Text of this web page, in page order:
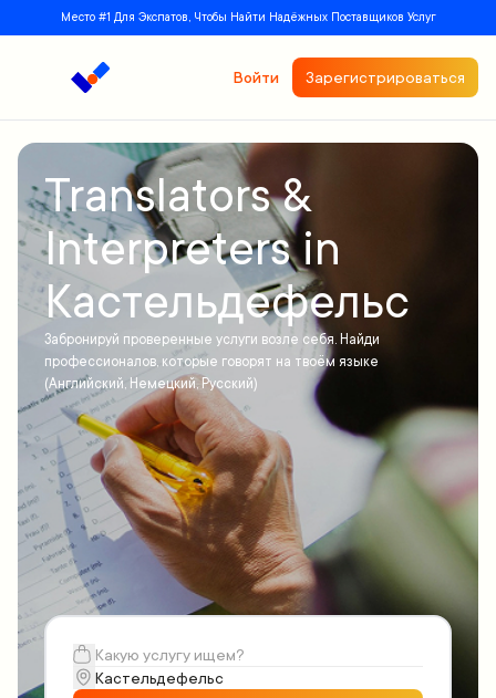
Место #1 Для Экспатов, Чтобы Найти Надёжных Поставщиков Услуг
Войти Зарегистрироваться
Translators &
Interpreters in
Кастельдефельс
Забронируй проверенные услуги возле себя. Найди
профессионалов, которые говорят на твоём языке
(Английский, Немецкий, Русский)